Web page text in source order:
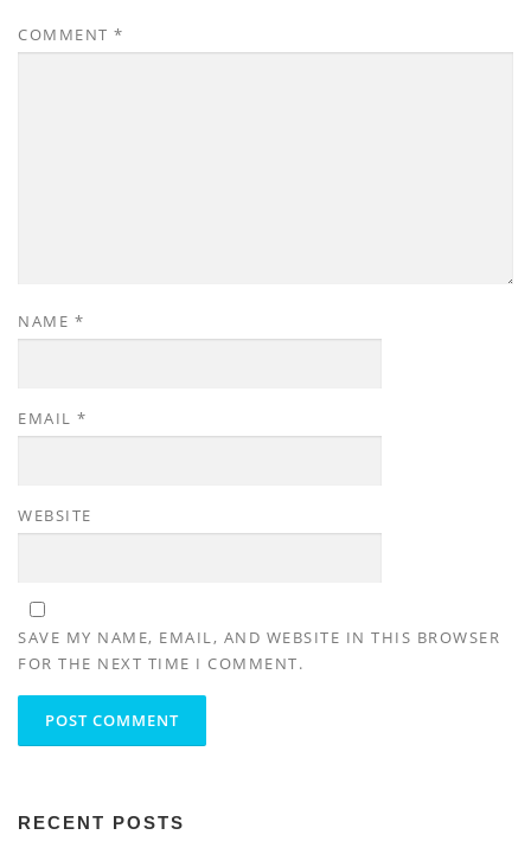
COMMENT *
NAME *
EMAIL *
WEBSITE
SAVE MY NAME, EMAIL, AND WEBSITE IN THIS BROWSER
FOR THE NEXT TIME I COMMENT.
RECENT POSTS